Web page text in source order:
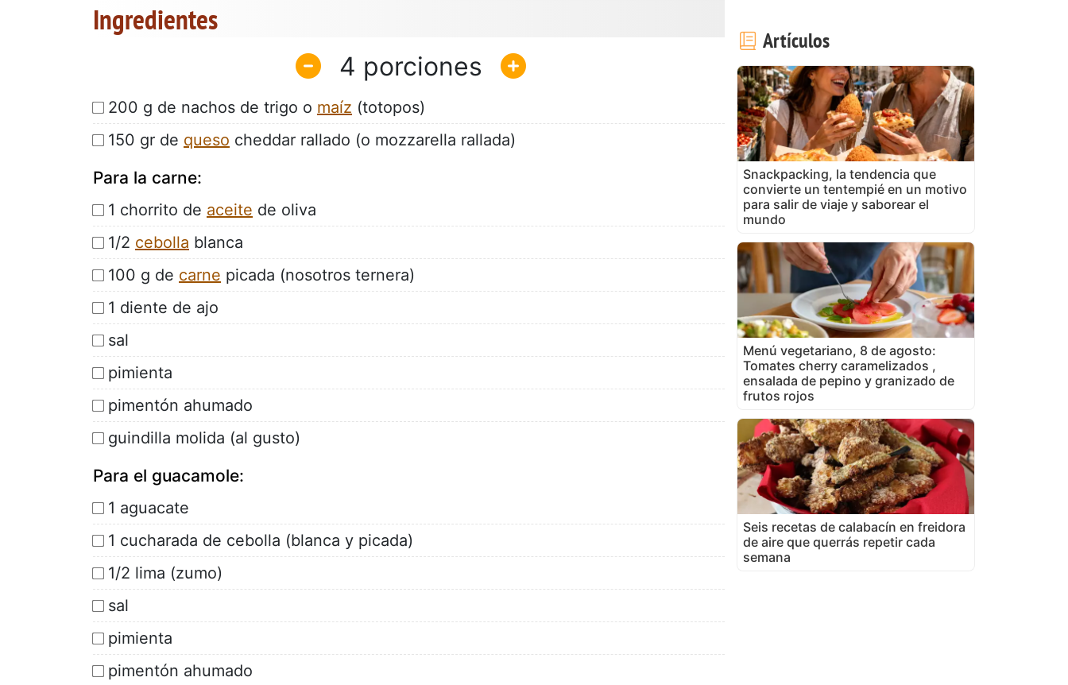
Ingredientes
4
200 g de nachos de trigo o maíz (totopos)
150 gr de queso cheddar rallado (o mozzarella rallada)
Para la carne:
1 chorrito de aceite de oliva
1/2 cebolla blanca
100 g de carne picada (nosotros ternera)
1 diente de ajo
sal
pimienta
pimentón ahumado
guindilla molida (al gusto)
Para el guacamole:
1 aguacate
1 cucharada de cebolla (blanca y picada)
1/2 lima (zumo)
sal
pimienta
pimentón ahumado
Artículos
Snackpacking, la tendencia que
convierte un tentempié en un motivo
para salir de viaje y saborear el
mundo
Menú vegetariano, 8 de agosto:
Tomates cherry caramelizados ,
ensalada de pepino y granizado de
frutos rojos
Seis recetas de calabacín en freidora
de aire que querrás repetir cada
semana